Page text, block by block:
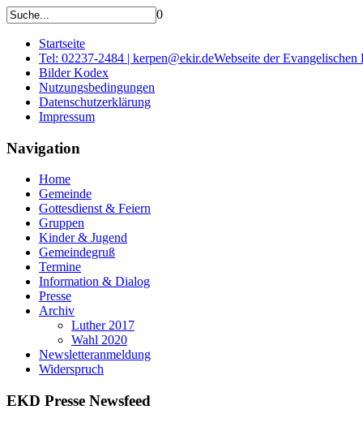
0
Startseite
Tel: 02237-2484 | kerpen@ekir.deWebseite der
Bilder Kodex
Nutzungsbedingungen
Datenschutzerklärung
Impressum
Navigation
Home
Gemeinde
Gottesdienst & Feiern
Gruppen
Kinder & Jugend
Gemeindegruß
Termine
Information & Dialog
Presse
Archiv
Luther 2017
Wahl 2020
Newsletteranmeldung
Widerspruch
EKD Presse Newsfeed